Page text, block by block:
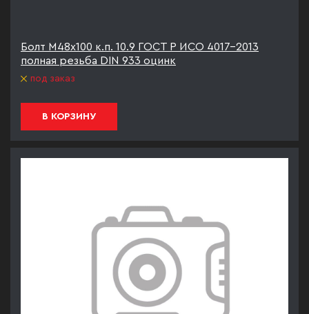
Болт М48х100 к.п. 10.9 ГОСТ Р ИСО 4017-2013
полная резьба DIN 933 оцинк
под заказ
В КОРЗИНУ